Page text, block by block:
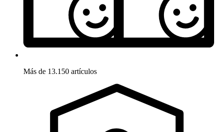
Más de 13.150 artículos